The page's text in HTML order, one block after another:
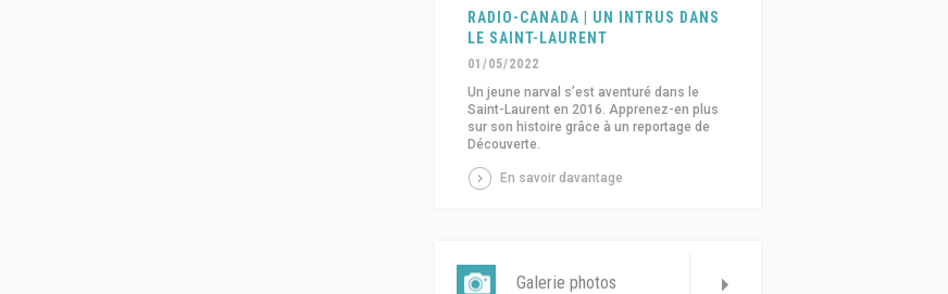
RADIO-CANADA | UN INTRUS DANS
LE SAINT-LAURENT
01/05/2022
Un jeune narval s’est aventuré dans le
Saint-Laurent en 2016. Apprenez-en plus
sur son histoire grâce à un reportage de
Découverte.
En savoir davantage
Galerie photos